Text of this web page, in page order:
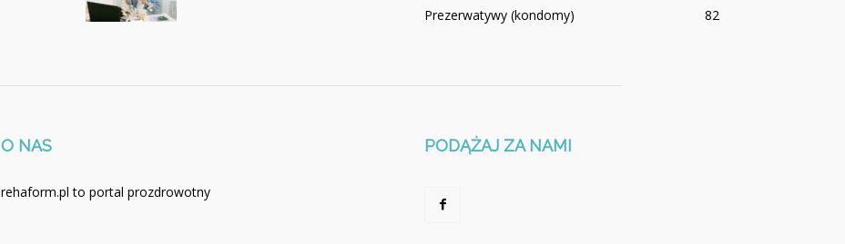
Prezerwatywy (kondomy)
82
O NAS
rehaform.pl to portal prozdrowotny
PODĄŻAJ ZA NAMI